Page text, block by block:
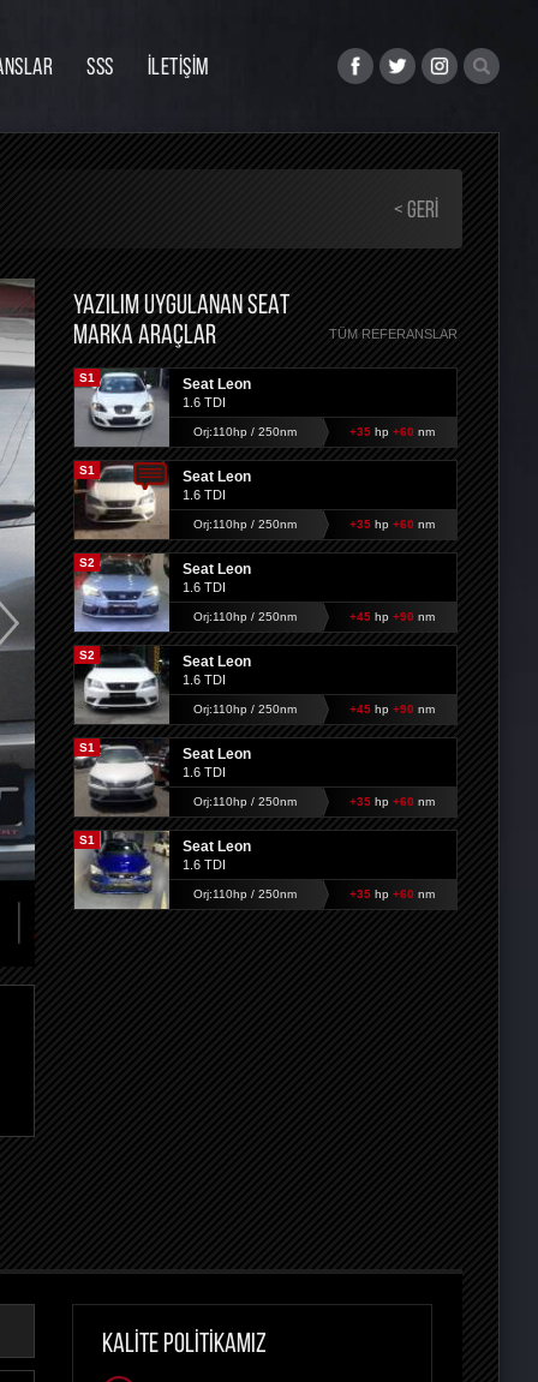
SSS İLETİŞİM
< GERI
YAZILIM UYGULANAN SEAT
MARKA ARAÇLAR
TÜM REFERANSLAR
S1 Seat Leon
1.6 TDI
Orj:110hp / 250nm +35hp +60 nm
S1 Seat Leon
1.6 TDI
Orj:110hp / 250nm +35hp +60 nm
S2 Seat Leon
1.6 TDI
Orj:110hp / 250nm +45hp +90 nm
S2 Seat Leon
1.6 TDI
Orj:110hp / 250nm +45hp +90 nm
S1 Seat Leon
1.6 TDI
Orj:110hp / 250nm +35hp +60 nm
S1 Seat Leon
1.6 TDI
Orj:110hp / 250nm +35hp +60 nm
KALİTE POLİTİKAMIZ